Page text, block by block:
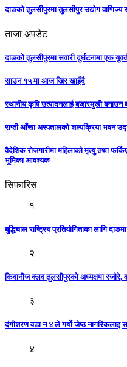
दाङको तुलसीपुरमा तुलसीपुर उद्योग
ताजा अपडेट
दाङको तुलसीपुरमा सवारी दुर्घटनामा एक
साउन १५ मा आज खिर खाइँदै
स्थानीय कृषि उत्पादनलाई बजारमुखी
राप्ती आँखा अस्पतालको शल्यक्रिया भवन
वैदेशिक रोजगारीमा महिलाको मृत्यु तथा
भूमिका आवश्यक
सिफारिस
१
बुद्धिचाल राष्ट्रिय प्रतियोगिताका लागि
२
किवानीज क्लव तुलसीपुरको अध्यक्षमा रजौरे,
३
दंगीशरण वडा न ४ ले गर्यो जेष्ठ नागरिकलाइ
४